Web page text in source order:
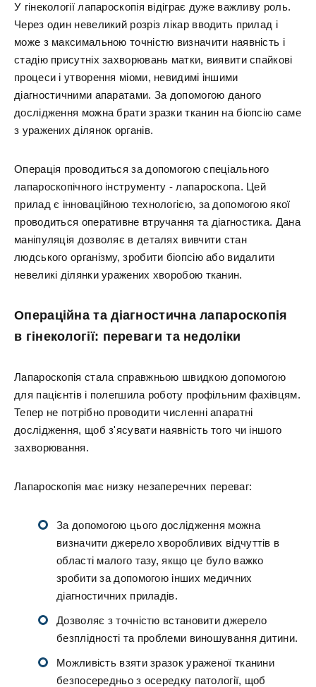
У гінекології лапароскопія відіграє дуже важливу роль.
Через один невеликий розріз лікар вводить прилад і
може з максимальною точністю визначити наявність і
стадію присутніх захворювань матки, виявити спайкові
процеси і утворення міоми, невидимі іншими
діагностичними апаратами. За допомогою даного
дослідження можна брати зразки тканин на біопсію саме
з уражених ділянок органів.
Операція проводиться за допомогою спеціального
лапароскопічного інструменту - лапароскопа. Цей
прилад є інноваційною технологією, за допомогою якої
проводиться оперативне втручання та діагностика. Дана
маніпуляція дозволяє в деталях вивчити стан
людського організму, зробити біопсію або видалити
невеликі ділянки уражених хворобою тканин.
Операційна та діагностична лапароскопія
в гінекології: переваги та недоліки
Лапароскопія стала справжньою швидкою допомогою
для пацієнтів і полегшила роботу профільним фахівцям.
Тепер не потрібно проводити численні апаратні
дослідження, щоб з'ясувати наявність того чи іншого
захворювання.
Лапароскопія має низку незаперечних переваг:
За допомогою цього дослідження можна
визначити джерело хворобливих відчуттів в
області малого тазу, якщо це було важко
зробити за допомогою інших медичних
діагностичних приладів.
Дозволяє з точністю встановити джерело
безплідності та проблеми виношування дитини.
Можливість взяти зразок ураженої тканини
безпосередньо з осередку патології, щоб